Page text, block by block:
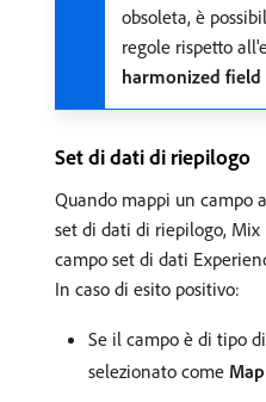
obsoleta, è
regole rispetto
harmonized field
Set di dati di riepilogo
Quando mappi un campo
set di dati di riepilogo,
campo set di dati
In caso di esito positivo:
Se il campo è di tipo
selezionato come